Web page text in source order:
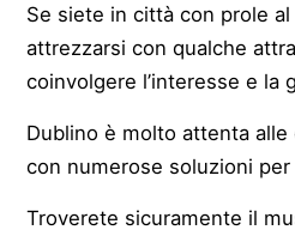
Se siete in città con prole
attrezzarsi con qualche
coinvolgere l’interesse e la
Dublino è molto attenta
con numerose soluzioni
Troverete sicuramente il